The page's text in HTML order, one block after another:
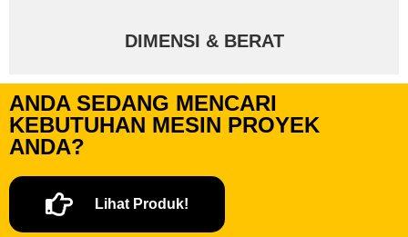
DIMENSI & BERAT
ANDA SEDANG MENCARI
KEBUTUHAN MESIN PROYEK
ANDA?
Lihat Produk!